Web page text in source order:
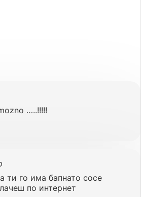
…..!!!!!
ти го има бапнато сосе
по интернет